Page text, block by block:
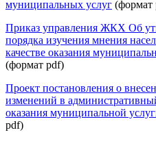
муниципальных услуг (формат
Приказ управления ЖКХ Об
порядка изучения мнения
качестве оказания
(формат pdf)
Проект постановления о
изменений в
оказания муниципальной
pdf)